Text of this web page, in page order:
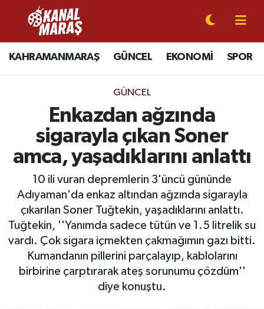
KAHRAMANMARAŞ GÜNCEL EKONOMİ SPOR
GÜNCEL
Enkazdan ağzında
sigarayla çıkan Soner
amca, yaşadıklarını anlattı
10 ili vuran depremlerin 3'üncü gününde
Adıyaman'da enkaz altından ağzında sigarayla
çıkarılan Soner Tuğtekin, yaşadıklarını anlattı.
Tuğtekin, ''Yanımda sadece tütün ve 1.5 litrelik su
vardı. Çok sigara içmekten çakmağımın gazı bitti.
Kumandanın pillerini parçalayıp, kablolarını
birbirine çarptırarak ateş sorunumu çözdüm''
diye konuştu.
CANLI YAYIN
KAHRAMANMARAŞ
SPOR
SİYASET
EKONOMİ
GÜNDEM
MAGAZİN
Kahramanmaraş Nöbetçi Eczaneler
Kahramanmaraş Hava Durumu
Kahramanmaraş Trafik Yoğunluk Haritası
Süper Lig Puan Durumu ve Fikstür
Tüm Manşetler
Son Dakika Haberleri
Haber Arşivi